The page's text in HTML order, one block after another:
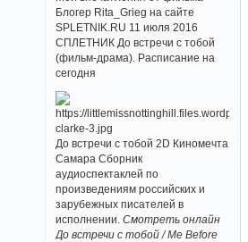
Блогер Rita_Grieg на сайте
SPLETNIK.RU 11 июля 2016
СПЛЕТНИК До встречи с тобой
(фильм-драма). Расписание на
сегодня
До встречи с тобой 2D Киномечта
Самара Сборник
аудиоспектаклей по
произведениям российских и
зарубежных писателей в
исполнении.Смотреть онлайн
До встречи с тобой / Me Before